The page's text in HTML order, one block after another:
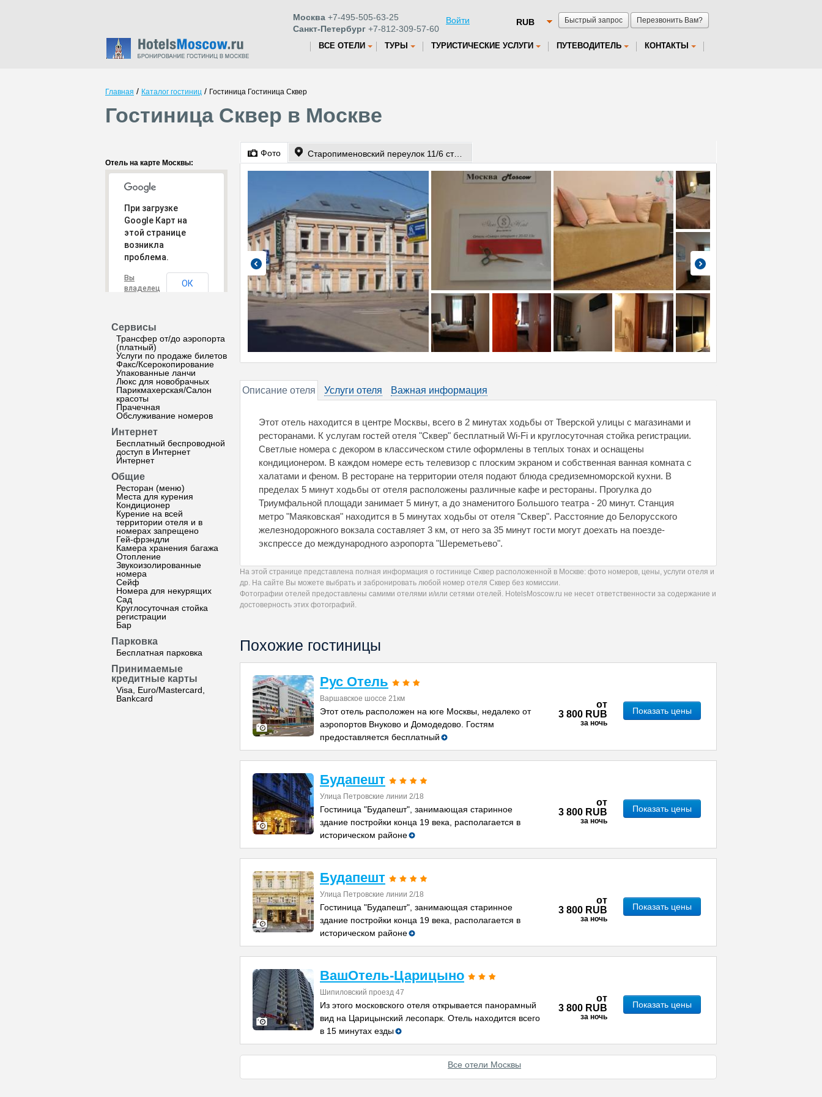
Быстрый запрос Перезвонить Вам?
Москва +7-495-505-63-25
Санкт-Петербург +7-812-309-57-60
Войти
ВСЕ ОТЕЛИ ТУРЫ ТУРИСТИЧЕСКИЕ УСЛУГИ ПУТЕВОДИТЕЛЬ КОНТАКТЫ
Главная / Каталог гостиниц / Гостиница Гостиница Сквер
Гостиница Сквер в Москве
Отель на карте Москвы:
При загрузке
Google Карт на
этой странице
возникла
проблема.
Вы
владелец
ОК
Сервисы
Трансфер от/до аэропорта
(платный)
Услуги по продаже билетов
Факс/Ксерокопирование
Упакованные ланчи
Люкс для новобрачных
Парикмахерская/Салон
красоты
Прачечная
Обслуживание номеров
Интернет
Бесплатный беспроводной
доступ в Интернет
Интернет
Общие
Ресторан (меню)
Места для курения
Кондиционер
Курение на всей
территории отеля и в
номерах запрещено
Гей-фрэндли
Камера хранения багажа
Отопление
Звукоизолированные
номера
Сейф
Номера для некурящих
Сад
Круглосуточная стойка
регистрации
Бар
Парковка
Бесплатная парковка
Принимаемые
кредитные карты
Visa, Euro/Mastercard,
Bankcard
Фото Старопименовский переулок 11/6 строение 1
Описание отеля Услуги отеля Важная информация
Этот отель находится в центре Москвы, всего в 2 минутах ходьбы от Тверской улицы с магазинами и
ресторанами. К услугам гостей отеля "Сквер" бесплатный Wi-Fi и круглосуточная стойка регистрации.
Светлые номера с декором в классическом стиле оформлены в теплых тонах и оснащены
кондиционером. В каждом номере есть телевизор с плоским экраном и собственная ванная комната с
халатами и феном. В ресторане на территории отеля подают блюда средиземноморской кухни. В
пределах 5 минут ходьбы от отеля расположены различные кафе и рестораны. Прогулка до
Триумфальной площади занимает 5 минут, а до знаменитого Большого театра - 20 минут. Станция
метро "Маяковская" находится в 5 минутах ходьбы от отеля "Сквер". Расстояние до Белорусского
железнодорожного вокзала составляет 3 км, от него за 35 минут гости могут доехать на поезде-
экспрессе до международного аэропорта "Шереметьево".
На этой странице представлена полная информация о гостинице Сквер расположенной в Москве: фото номеров, цены, услуги отеля и
др. На сайте Вы можете выбрать и забронировать любой номер отеля Сквер без комиссии.
Фотографии отелей предоставлены самими отелями и/или сетями отелей. HotelsMoscow.ru не несет ответственности за содержание и
достоверность этих фотографий.
Похожие гостиницы
Рус Отель
Варшавское шоссе 21км
Этот отель расположен на юге Москвы, недалеко от
аэропортов Внуково и Домодедово. Гостям
предоставляется бесплатный
от
3 800 RUB
за ночь
Показать цены
Будапешт
Улица Петровские линии 2/18
Гостиница "Будапешт", занимающая старинное
здание постройки конца 19 века, располагается в
историческом районе
от
3 800 RUB
за ночь
Показать цены
Будапешт
Улица Петровские линии 2/18
Гостиница "Будапешт", занимающая старинное
здание постройки конца 19 века, располагается в
историческом районе
от
3 800 RUB
за ночь
Показать цены
ВашОтель-Царицыно
Шипиловский проезд 47
Из этого московского отеля открывается панорамный
вид на Царицынский лесопарк. Отель находится всего
в 15 минутах езды
от
3 800 RUB
за ночь
Показать цены
Все отели Москвы